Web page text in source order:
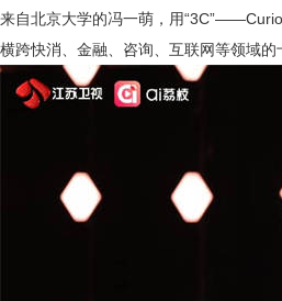
来自北京大学的冯一萌，用
横跨快消、金融、咨询、互联网等领域